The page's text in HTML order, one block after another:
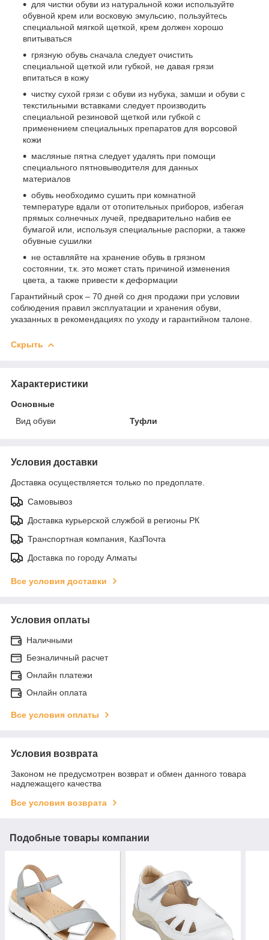
для чистки обуви из натуральной кожи используйте
обувной крем или восковую эмульсию, пользуйтесь
специальной мягкой щеткой, крем должен хорошо
впитываться
грязную обувь сначала следует очистить
специальной щеткой или губкой, не давая грязи
впитаться в кожу
чистку сухой грязи с обуви из нубука, замши и обуви с
текстильными вставками следует производить
специальной резиновой щеткой или губкой с
применением специальных препаратов для ворсовой
кожи
масляные пятна следует удалять при помощи
специального пятновыводителя для данных
материалов
обувь необходимо сушить при комнатной
температуре вдали от отопительных приборов, избегая
прямых солнечных лучей, предварительно набив ее
бумагой или, используя специальные распорки, а также
обувные сушилки
не оставляйте на хранение обувь в грязном
состоянии, т.к. это может стать причиной изменения
цвета, а также привести к деформации
Гарантийный срок – 70 дней со дня продажи при условии
соблюдения правил эксплуатации и хранения обуви,
указанных в рекомендациях по уходу и гарантийном талоне.
Скрыть
Характеристики
Основные
Вид обуви
Туфли
Условия доставки
Доставка осуществляется только по предоплате.
Самовывоз
Доставка курьерской службой в регионы РК
Транспортная компания, КазПочта
Доставка по городу Алматы
Все условия доставки
Условия оплаты
Наличными
Безналичный расчет
Онлайн платежи
Онлайн оплата
Все условия оплаты
Условия возврата
Законом не предусмотрен возврат и обмен данного товара
надлежащего качества
Все условия возврата
Подобные товары компании